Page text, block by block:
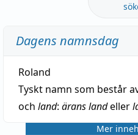
Dagens namnsdag
Roland
Tyskt namn som består
och land: ärans landeller
Mer